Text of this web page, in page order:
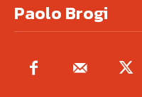
Paolo Brogi